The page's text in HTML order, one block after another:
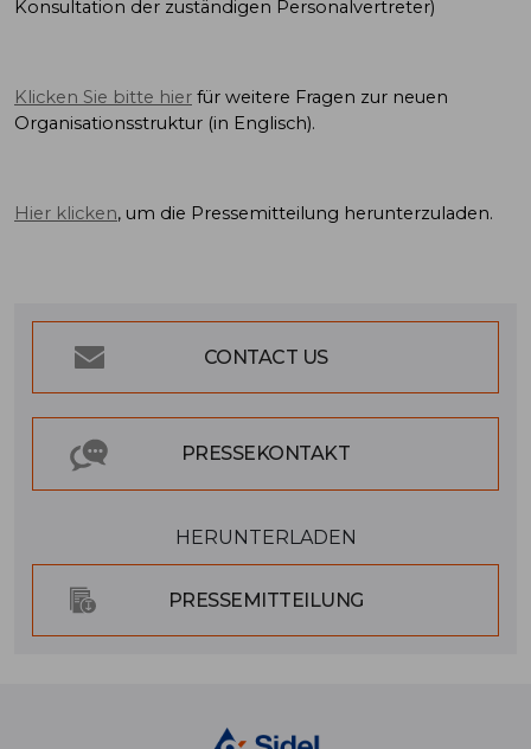
Konsultation der zuständigen Personalvertreter)
Klicken Sie bitte hier für weitere Fragen zur neuen
Organisationsstruktur (in Englisch).
Hier klicken, um die Pressemitteilung herunterzuladen.
CONTACT US
PRESSEKONTAKT
HERUNTERLADEN
PRESSEMITTEILUNG